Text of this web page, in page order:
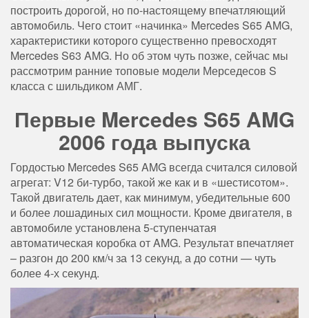
построить дорогой, но по-настоящему впечатляющий
автомобиль. Чего стоит «начинка» Mercedes S65 AMG,
характеристики которого существенно превосходят
Mercedes S63 AMG. Но об этом чуть позже, сейчас мы
рассмотрим ранние топовые модели Мерседесов S
класса с шильдиком АМГ.
Первые Mercedes S65 AMG
2006 года выпуска
Гордостью Mercedes S65 AMG всегда считался силовой
агрегат: V12 би-турбо, такой же как и в «шестисотом».
Такой двигатель дает, как минимум, убедительные 600
и более лошадиных сил мощности. Кроме двигателя, в
автомобиле установлена 5-ступенчатая
автоматическая коробка от AMG. Результат впечатляет
– разгон до 200 км/ч за 13 секунд, а до сотни — чуть
более 4-х секунд.